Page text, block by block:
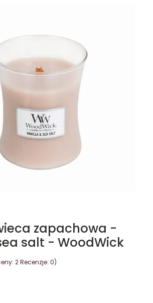
zapachowa -
salt - WoodWick
2 Recenzje: 0)